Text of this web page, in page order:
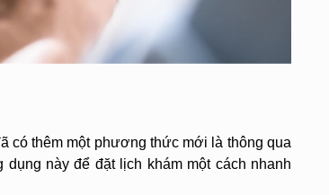
có thêm một phương thức mới là thông qua
này để đặt lịch khám một cách nhanh